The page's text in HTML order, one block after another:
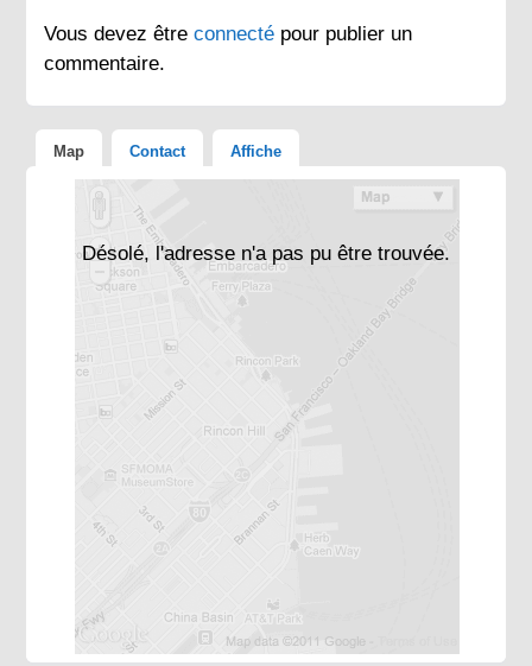
Vous devez êtreconnecté pour publier un
commentaire.
Map Contact Affiche
Désolé, l'adresse n'a pas pu être trouvée.